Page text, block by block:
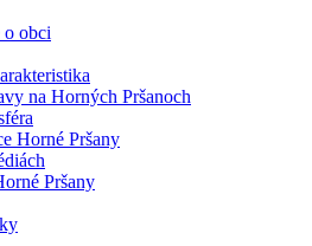
o obci
na Horných Pršanoch
Horné Pršany
Pršany